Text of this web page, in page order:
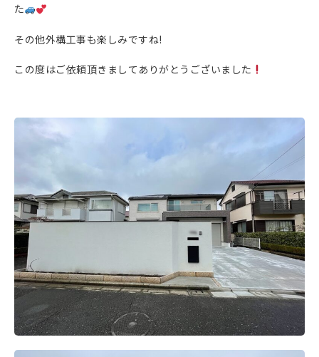
た
その他外構工事も楽しみですね!
この度はご依頼頂きましてありがとうございました